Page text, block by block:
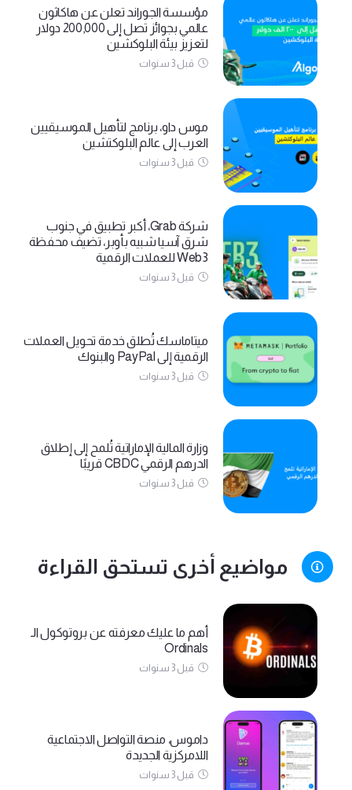
مؤسسة الجوراند تعلن عن هاكاثون
عالمي بجوائز تصل إلى 200,000 دولار
لتعزيز بيئة البلوكشين
قبل 3 سنوات
موس داو، برنامج لتأهيل الموسيقيين
العرب إلى عالم البلوكتشين
قبل 3 سنوات
شركة Grab، أكبر تطبيق في جنوب
شرق آسيا شبيه بأوبر، تضيف محفظة
Web3 للعملات الرقمية
قبل 3 سنوات
ميتاماسك تُطلق خدمة تحويل العملات
الرقمية إلى PayPal والبنوك
قبل 3 سنوات
وزارة المالية الإماراتية تُلمح إلى إطلاق
الدرهم الرقمي CBDC قريبًا
قبل 3 سنوات
مواضيع أخرى تستحق القراءة
أهم ما عليك معرفته عن بروتوكول الـ
Ordinals
قبل 3 سنوات
داموس، منصة التواصل الاجتماعية
اللامركزية الجديدة
قبل 3 سنوات